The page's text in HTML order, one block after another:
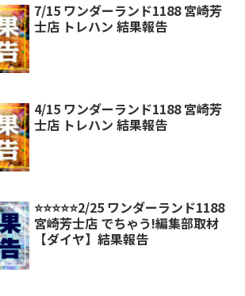
7/15 ワンダーランド1188 宮崎芳
士店 トレハン 結果報告
4/15 ワンダーランド1188 宮崎芳
士店 トレハン 結果報告
⭐️⭐️⭐️⭐️⭐️2/25 ワンダーランド1188
宮崎芳士店 でちゃう!編集部取材
【ダイヤ】結果報告